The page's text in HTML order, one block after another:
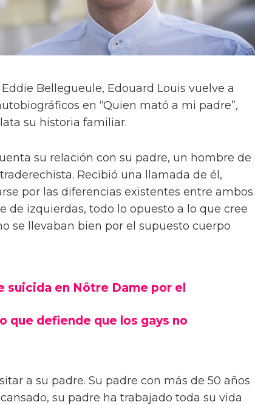
Bellegueule, Edouard Louis vuelve a
en “Quien mató a mi padre”,
su historia familiar.
su relación con su padre, un hombre de
Recibió una llamada de él,
por las diferencias existentes entre ambos.
de izquierdas, todo lo opuesto a lo que cree
se llevaban bien por el supuesto cuerpo
suicida en Nôtre Dame por el
que defiende que los gays no
a su padre. Su padre con más de 50 años
su padre ha trabajado toda su vida